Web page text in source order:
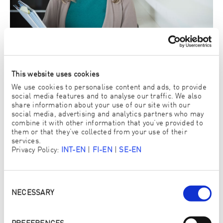
This website uses cookies
We use cookies to personalise content and ads, to provide
social media features and to analyse our traffic. We also
share information about your use of our site with our
social media, advertising and analytics partners who may
combine it with other information that you’ve provided to
them or that they’ve collected from your use of their
services.
Privacy Policy: INT-EN FI-EN SE-EN
NECESSARY
Unabhängige Prüfinstitute
Die Prüfungen und Zertifizierungen erfolgen ausschließlich
durch neutrale und unabhängige Prüfinstitute der OEKO-TEX®
Gemeinschaft.